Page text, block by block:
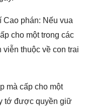
phán: Nếu vua
cho một trong các
viễn thuộc về con trai
mà cấp cho một
tớ được quyền giữ